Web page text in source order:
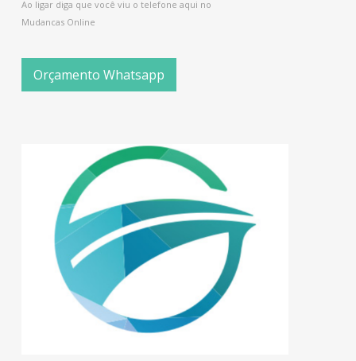
Ao ligar diga que você viu o telefone aqui no
Mudancas Online
Orçamento Whatsapp